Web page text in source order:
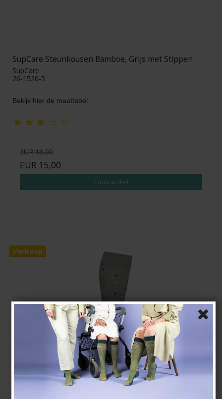
SupCare Steunkousen Bamboe, Grijs met Stippen
SupCare
26-1520-5
Bekijk hier de maattabel
EUR 18,00
EUR 15,00
Toon artikel
Verkoop